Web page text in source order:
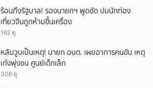
ร้อนถึงรัฐบาล! รองนายกฯ พูดชัด ปมนักท่อง
เที่ยวจีนถูกห้ามขึ้นเครื่อง
162 ดู
หลับวูบเป็นเหตุ! นายก อบต. เผยอาการคนขับ เหตุ
เก๋งพุ่งชน ศูนย์เด็กเล็ก
306 ดู